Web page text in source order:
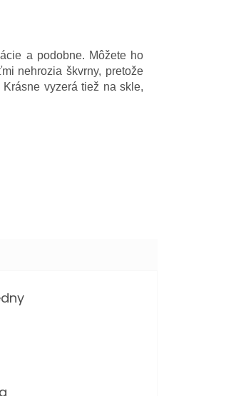
a podobne. Môžete ho
nehrozia škvrny, pretože
vyzerá tiež na skle,
je 5 z 5 hviezdičiek.